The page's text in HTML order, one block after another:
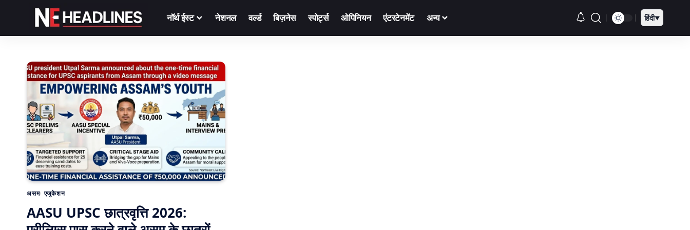
नॉर्थ ईस्ट नेशनल वर्ल्ड बिज़नेस स्पोर्ट्स ओपिनियन एंटरटेनमेंट अन्य हिंदी▼
असम एजुकेशन
AASU UPSC छात्रवृत्ति 2026: